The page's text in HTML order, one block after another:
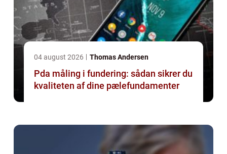
04 august 2026 Thomas Andersen
Pda måling i fundering: sådan sikrer du
kvaliteten af dine pælefundamenter